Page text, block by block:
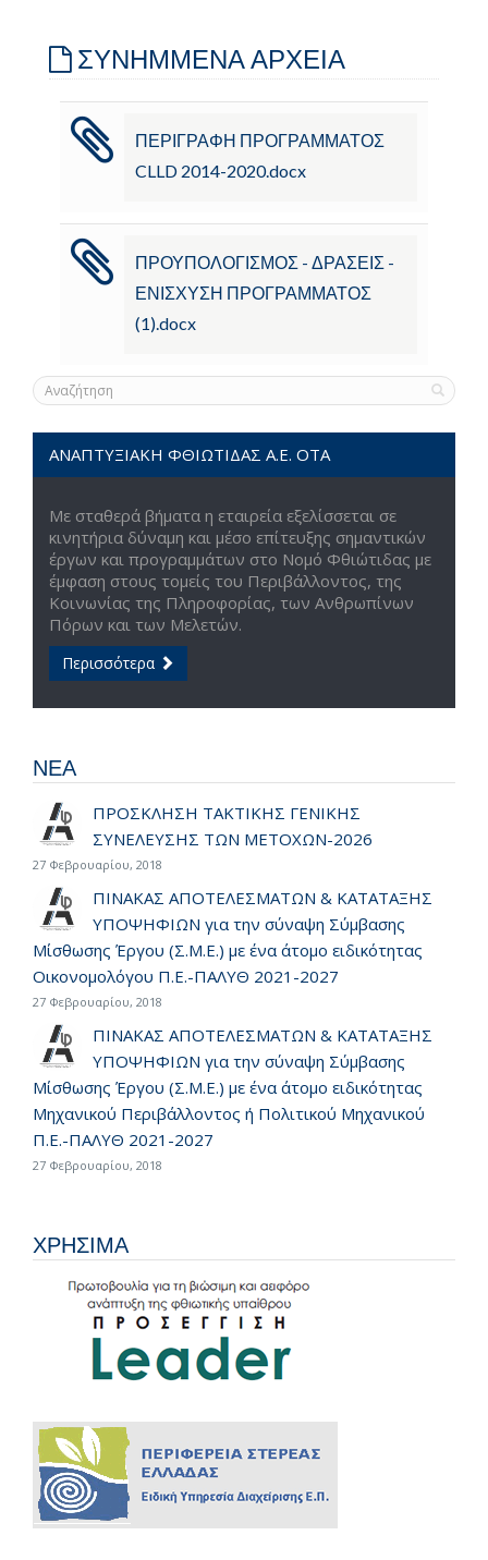
ΣΥΝΗΜΜΕΝΑ ΑΡΧΕΙΑ
ΠΕΡΙΓΡΑΦΗ ΠΡΟΓΡΑΜΜΑΤΟΣ
CLLD 2014-2020.docx
ΠΡΟΥΠΟΛΟΓΙΣΜΟΣ - ΔΡΑΣΕΙΣ -
ΕΝΙΣΧΥΣΗ ΠΡΟΓΡΑΜΜΑΤΟΣ
(1).docx
ΑΝΑΠΤΥΞΙΑΚΗ ΦΘΙΩΤΙΔΑΣ Α.Ε. ΟΤΑ
Με σταθερά βήματα η εταιρεία εξελίσσεται σε
κινητήρια δύναμη και μέσο επίτευξης σημαντικών
έργων και προγραμμάτων στο Νομό Φθιώτιδας με
έμφαση στους τομείς του Περιβάλλοντος, της
Κοινωνίας της Πληροφορίας, των Ανθρωπίνων
Πόρων και των Μελετών.
Περισσότερα
ΝΕΑ
ΠΡΟΣΚΛΗΣΗ ΤΑΚΤΙΚΗΣ ΓΕΝΙΚΗΣ
ΣΥΝΕΛΕΥΣΗΣ ΤΩΝ ΜΕΤΟΧΩΝ-2026
27 Φεβρουαρίου, 2018
ΠΙΝΑΚΑΣ ΑΠΟΤΕΛΕΣΜΑΤΩΝ & ΚΑΤΑΤΑΞΗΣ
ΥΠΟΨΗΦΙΩΝ για την σύναψη Σύμβασης
Μίσθωσης Έργου (Σ.Μ.Ε.) με ένα άτομο ειδικότητας
Οικονομολόγου Π.Ε.-ΠΑΛΥΘ 2021-2027
27 Φεβρουαρίου, 2018
ΠΙΝΑΚΑΣ ΑΠΟΤΕΛΕΣΜΑΤΩΝ & ΚΑΤΑΤΑΞΗΣ
ΥΠΟΨΗΦΙΩΝ για την σύναψη Σύμβασης
Μίσθωσης Έργου (Σ.Μ.Ε.) με ένα άτομο ειδικότητας
Μηχανικού Περιβάλλοντος ή Πολιτικού Μηχανικού
Π.Ε.-ΠΑΛΥΘ 2021-2027
27 Φεβρουαρίου, 2018
ΧΡΗΣΙΜΑ